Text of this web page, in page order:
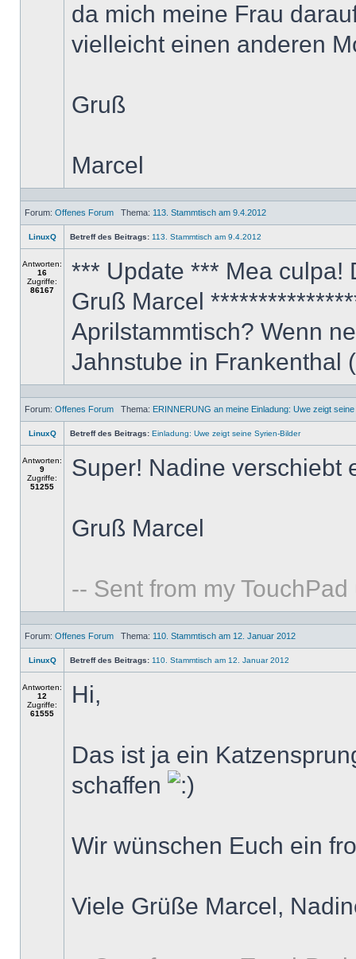
da mich meine Frau
vielleicht einen anderen
Gruß
Marcel
Forum: Offenes Forum Thema: 113. Stammtisch am 9.4.2012
LinuxQ Betreff des Beitrags: 113. Stammtisch am 9.4.2012
Antworten:
16
Zugriffe:
86167
*** Update *** Mea culpa!
Gruß Marcel
Aprilstammtisch? Wenn
Jahnstube in Frankenthal
Forum: Offenes Forum Thema: ERINNERUNG an meine Einladung: Uwe zeigt
LinuxQ Betreff des Beitrags: Einladung: Uwe zeigt seine Syrien-Bilder
Antworten:
9
Zugriffe:
51255
Super! Nadine verschiebt
Gruß Marcel
-- Sent from my
Forum: Offenes Forum Thema: 110. Stammtisch am 12. Januar 2012
LinuxQ Betreff des Beitrags: 110. Stammtisch am 12. Januar 2012
Antworten:
12
Zugriffe:
61555
Hi,
Das ist ja ein
schaffen
Wir wünschen Euch ein
Viele Grüße Marcel,